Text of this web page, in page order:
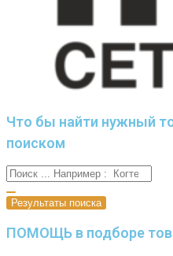
Что бы найти нужный
поиском
Результаты поиска
ПОМОЩЬ в подборе